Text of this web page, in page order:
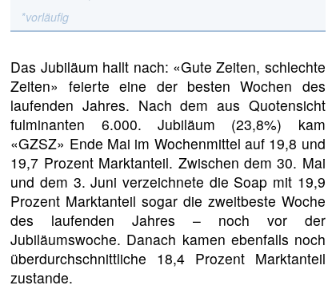
*vorläufig
Das Jubiläum hallt nach: «Gute Zeiten, schlechte
Zeiten» feierte eine der besten Wochen des
laufenden Jahres. Nach dem aus Quotensicht
fulminanten 6.000. Jubiläum (23,8%) kam
«GZSZ» Ende Mai im Wochenmittel auf 19,8 und
19,7 Prozent Marktanteil. Zwischen dem 30. Mai
und dem 3. Juni verzeichnete die Soap mit 19,9
Prozent Marktanteil sogar die zweitbeste Woche
des laufenden Jahres – noch vor der
Jubiläumswoche. Danach kamen ebenfalls noch
überdurchschnittliche 18,4 Prozent Marktanteil
zustande.